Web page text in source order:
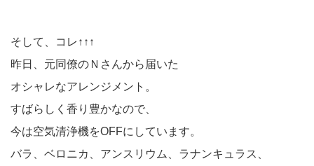
そして、コレ↑↑↑
昨日、元同僚のＮさんから届いた
オシャレなアレンジメント。
すばらしく香り豊かなので、
今は空気清浄機をOFFにしています。
バラ、ベロニカ、アンスリウム、ラナンキュラス、